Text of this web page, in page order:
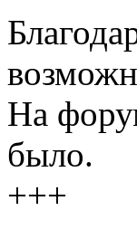
На
было.
+++